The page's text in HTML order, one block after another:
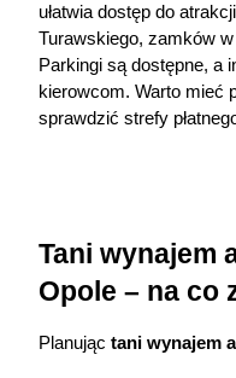
ułatwia dostęp do
Turawskiego, zamków
Parkingi są dostępne, a
kierowcom. Warto mieć
sprawdzić strefy
Tani wynajem
Opole – na co
Planując tani wynajem